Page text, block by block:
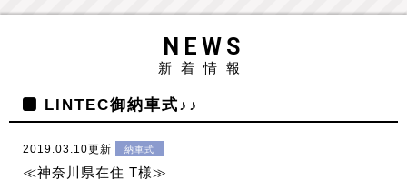
NEWS
新着情報
LINTEC御納車式♪♪
2019.03.10更新 納車式
≪神奈川県在住 T様≫